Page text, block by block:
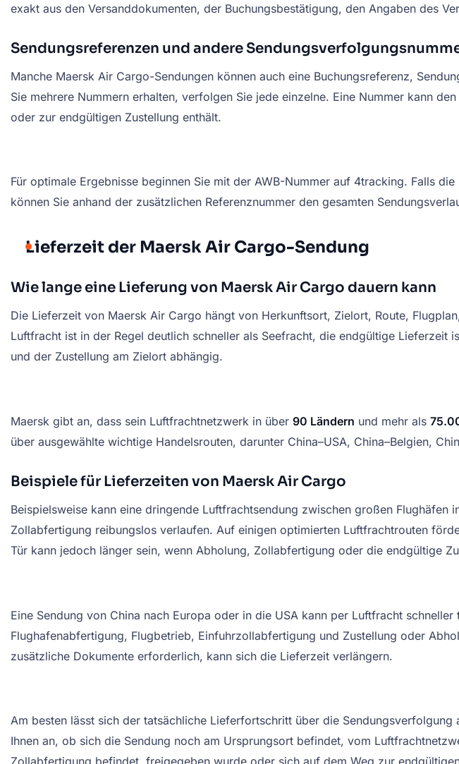
exakt aus den Versanddokumenten, der Buchungsbestätigung, den Angaben des
Sendungsreferenzen und andere
Manche Maersk Air Cargo-Sendungen können auch eine Buchungsreferenz,
Sie mehrere Nummern erhalten, verfolgen Sie jede einzelne. Eine Nummer kann
oder zur endgültigen Zustellung enthält.
Für optimale Ergebnisse beginnen Sie mit der AWB-Nummer auf 4tracking. Falls
können Sie anhand der zusätzlichen Referenznummer den gesamten
Lieferzeit der Maersk Air Cargo-Sendung
Wie lange eine Lieferung von Maersk Air Cargo dauern kann
Die Lieferzeit von Maersk Air Cargo hängt von Herkunftsort, Zielort, Route,
Luftfracht ist in der Regel deutlich schneller als Seefracht, die endgültige
und der Zustellung am Zielort abhängig.
Maersk gibt an, dass sein Luftfrachtnetzwerk in über 90 Ländern und mehr als
über ausgewählte wichtige Handelsrouten, darunter China–USA, China–Belgien,
Beispiele für Lieferzeiten von Maersk Air Cargo
Beispielsweise kann eine dringende Luftfrachtsendung zwischen großen
Zollabfertigung reibungslos verlaufen. Auf einigen optimierten Luftfrachtrouten
Tür kann jedoch länger sein, wenn Abholung, Zollabfertigung oder die endgültige
Eine Sendung von China nach Europa oder in die USA kann per Luftfracht
Flughafenabfertigung, Flugbetrieb, Einfuhrzollabfertigung und Zustellung oder
zusätzliche Dokumente erforderlich, kann sich die Lieferzeit verlängern.
Am besten lässt sich der tatsächliche Lieferfortschritt über die
Ihnen an, ob sich die Sendung noch am Ursprungsort befindet, vom